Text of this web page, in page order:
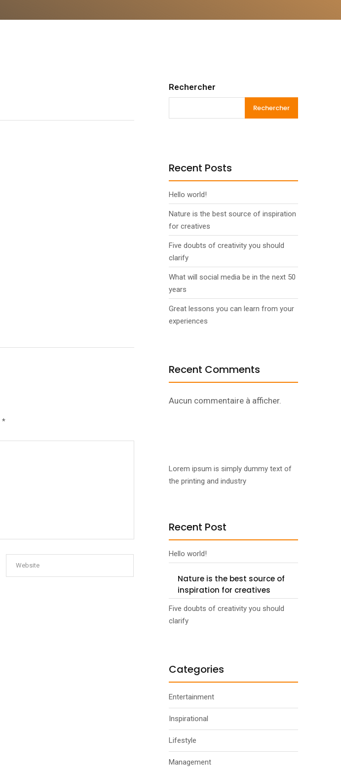
*
Rechercher
Rechercher
Recent Posts
Hello world!
Nature is the best source of inspiration
for creatives
Five doubts of creativity you should
clarify
What will social media be in the next 50
years
Great lessons you can learn from your
experiences
Recent Comments
Aucun commentaire à afficher.
Lorem ipsum is simply dummy text of
the printing and industry
Recent Post
Hello world!
Nature is the best source of
inspiration for creatives
Five doubts of creativity you should
clarify
Categories
Entertainment
Inspirational
Lifestyle
Management